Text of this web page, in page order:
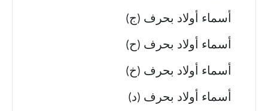
أسماء أولاد بحرف (ج)
أسماء أولاد بحرف (ح)
أسماء أولاد بحرف (خ)
أسماء أولاد بحرف (د)